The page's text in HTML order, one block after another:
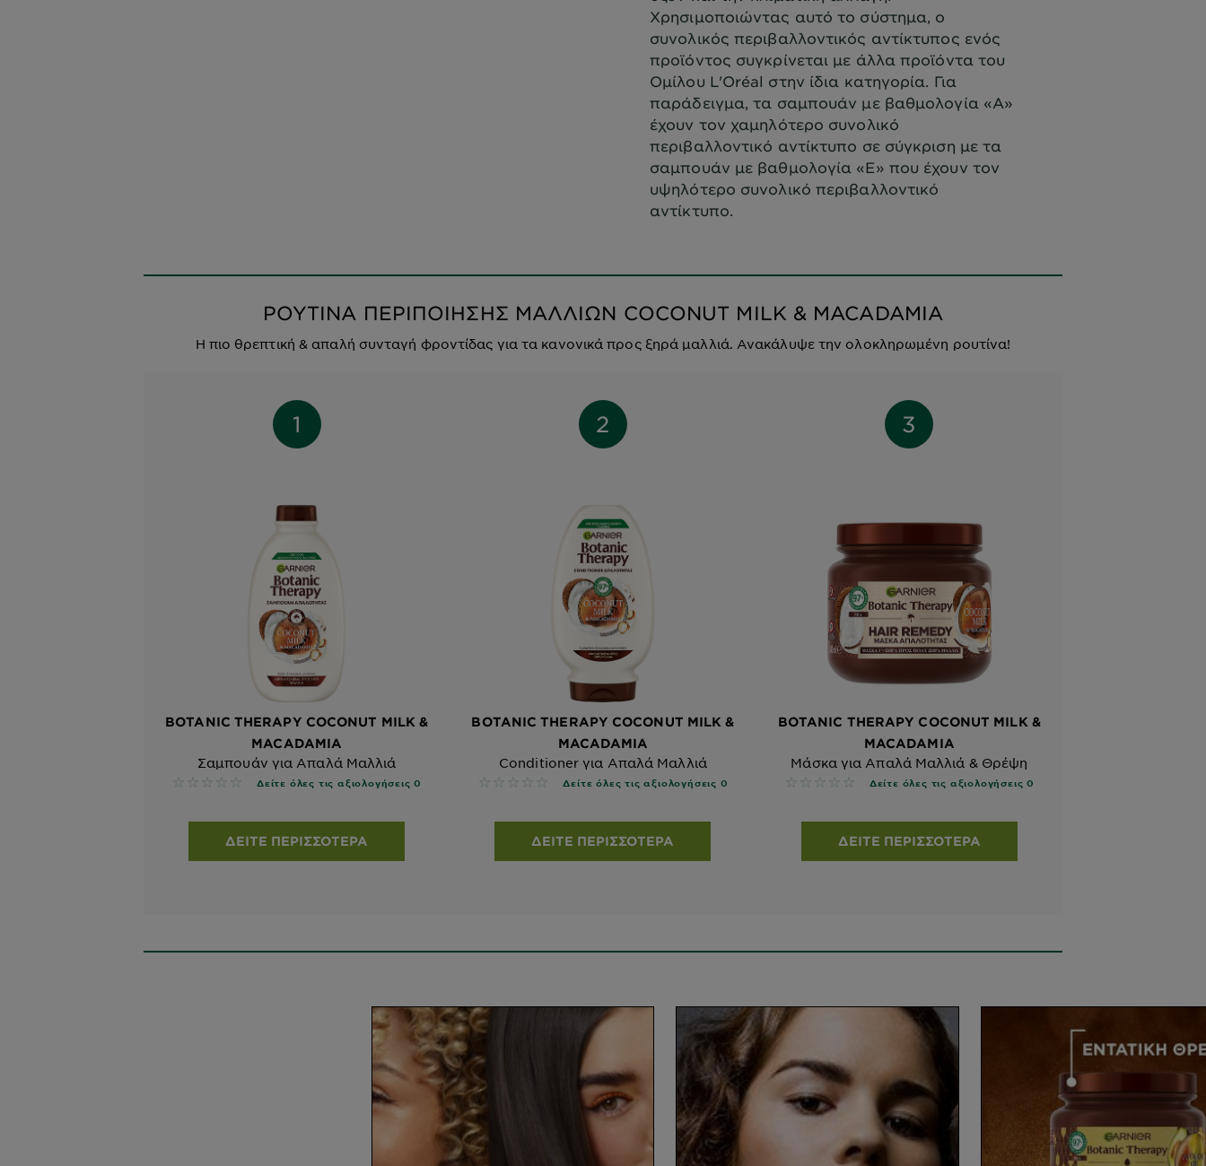
Χρησιμοποιώντας αυτό το σύστημα, ο
συνολικός περιβαλλοντικός αντίκτυπος ενός
προϊόντος συγκρίνεται με άλλα προϊόντα του
Ομίλου L'Oréal στην ίδια κατηγορία. Για
παράδειγμα, τα σαμπουάν με βαθμολογία «Α»
έχουν τον χαμηλότερο συνολικό
περιβαλλοντικό αντίκτυπο σε σύγκριση με τα
σαμπουάν με βαθμολογία «Ε» που έχουν τον
υψηλότερο συνολικό περιβαλλοντικό
αντίκτυπο.
ΡΟΥΤΙΝΑ ΠΕΡΙΠΟΙΗΣΗΣ ΜΑΛΛΙΩΝ COCONUT MILK & MACADAMIA
Η πιο θρεπτική & απαλή συνταγή φροντίδας για τα κανονικά προς ξηρά μαλλιά. Ανακάλυψε την ολοκληρωμένη ρουτίνα!
BOTANIC THERAPY COCONUT MILK &
MACADAMIA
Σαμπουάν για Απαλά Μαλλιά
No reviews Δείτε όλες τις αξιολογήσεις 0
ΔΕΊΤΕ ΠΕΡΙΣΣΌΤΕΡΑ
BOTANIC THERAPY COCONUT MILK &
MACADAMIA
Conditioner για Απαλά Μαλλιά
No reviews Δείτε όλες τις αξιολογήσεις 0
ΔΕΊΤΕ ΠΕΡΙΣΣΌΤΕΡΑ
BOTANIC THERAPY COCONUT MILK &
MACADAMIA
Μάσκα για Απαλά Μαλλιά & Θρέψη
No reviews Δείτε όλες τις αξιολογήσεις 0
ΔΕΊΤΕ ΠΕΡΙΣΣΌΤΕΡΑ